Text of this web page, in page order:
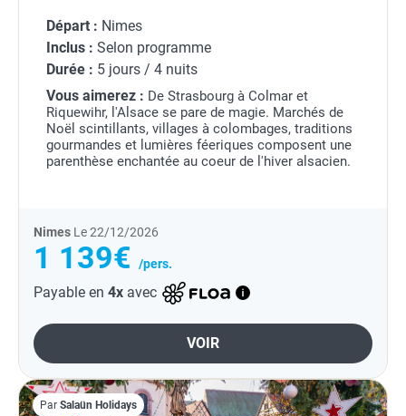
Départ : Nimes
Inclus : Selon programme
Durée : 5 jours / 4 nuits
Vous aimerez : De Strasbourg à Colmar et
Riquewihr, l'Alsace se pare de magie. Marchés de
Noël scintillants, villages à colombages, traditions
gourmandes et lumières féeriques composent une
parenthèse enchantée au coeur de l'hiver alsacien.
Nimes Le 22/12/2026
1 139€ /pers.
Payable en 4x avec
VOIR
Par Salaün Holidays